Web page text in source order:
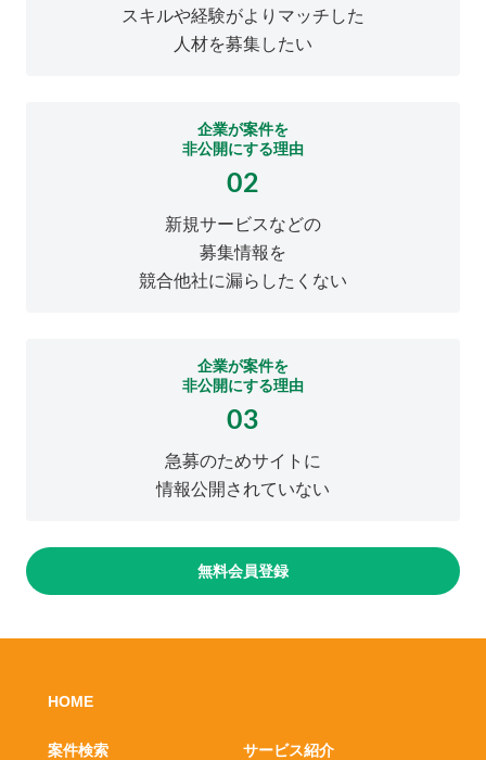
スキルや経験がよりマッチした
人材を募集したい
企業が案件を
非公開にする理由
02
新規サービスなどの
募集情報を
競合他社に漏らしたくない
企業が案件を
非公開にする理由
03
急募のためサイトに
情報公開されていない
無料会員登録
HOME
案件検索 サービス紹介